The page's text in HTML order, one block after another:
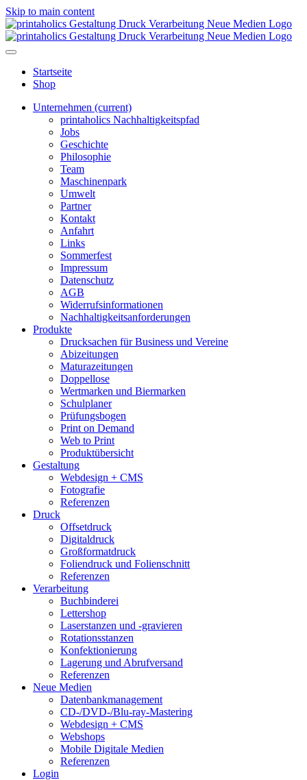
Skip to main content
Startseite
Shop
Unternehmen (current)
printaholics Nachhaltigkeitspfad
Jobs
Geschichte
Philosophie
Team
Maschinenpark
Umwelt
Partner
Kontakt
Anfahrt
Links
Sommerfest
Impressum
Datenschutz
AGB
Widerrufsinformationen
Nachhaltigkeitsanforderungen
Produkte
Drucksachen für Business und Vereine
Abizeitungen
Maturazeitungen
Doppellose
Wertmarken und Biermarken
Schulplaner
Prüfungsbogen
Print on Demand
Web to Print
Produktübersicht
Gestaltung
Webdesign + CMS
Fotografie
Referenzen
Druck
Offsetdruck
Digitaldruck
Großformatdruck
Foliendruck und Folienschnitt
Referenzen
Verarbeitung
Buchbinderei
Lettershop
Laserstanzen und -gravieren
Rotationsstanzen
Konfektionierung
Lagerung und Abrufversand
Referenzen
Neue Medien
Datenbankmanagement
CD-/DVD-/Blu-ray-Mastering
Webdesign + CMS
Webshops
Mobile Digitale Medien
Referenzen
Login